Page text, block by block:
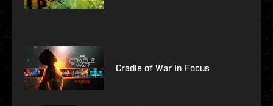
Cradle of War In Focus